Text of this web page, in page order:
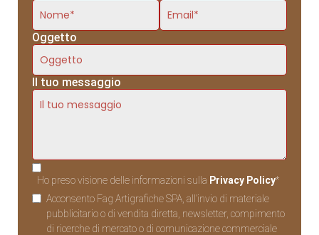
Oggetto
Il tuo messaggio
Ho preso visione delle informazioni sulla Privacy Policy*
Acconsento Fag Artigrafiche SPA, all’invio di materiale
pubblicitario o di vendita diretta, newsletter, compimento
di ricerche di mercato o di comunicazione commerciale